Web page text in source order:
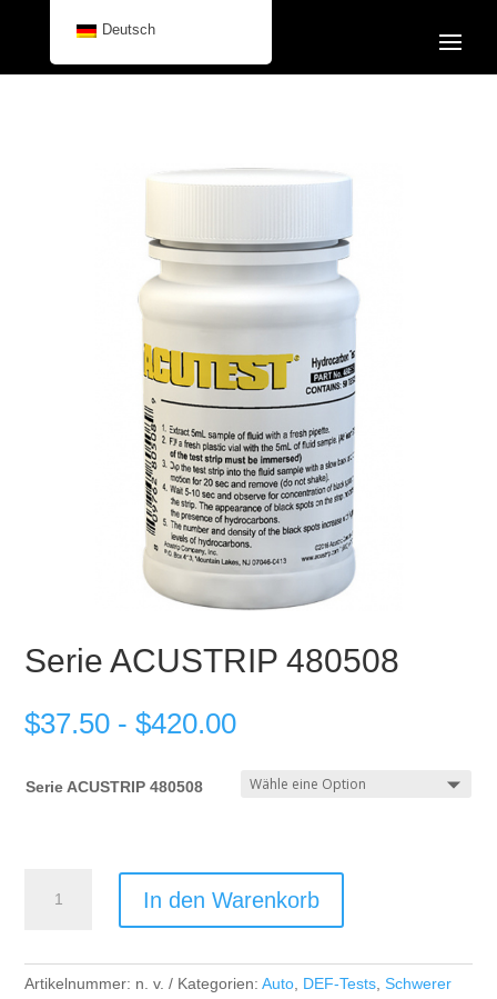
Serie ACUSTRIP 480508
$37.50 -$420.00
Serie ACUSTRIP 480508
480508
In den Warenkorb
Artikelnummer: n. v. Kategorien:Auto DEF-Tests ,Schwerer
Deutsch